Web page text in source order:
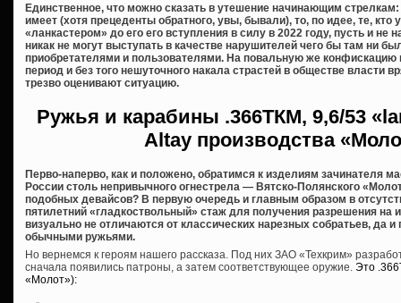
Единственное, что можно сказать в утешение начинающим
имеет (хотя прецеденты обратного, увы, бывали), то, по идее, те, кто
«ланкастером» до его его вступления в силу в 2022 году, пусть и не
никак не могут выступать в качестве нарушителей чего бы там ни
приобретателями и пользователями. На повальную же конфискацию
период и без того нешуточного накала страстей в обществе власти
трезво оценивают ситуацию.
Ружья и карабины .366ТКМ, 9,6/53
Altay производства
Перво-наперво, как и положено, обратимся к изделиям зачинателя
России столь непривычного огнестрела — Вятско-Полянского
подобных девайсов? В первую очередь и главным образом в
пятилетний «гладкоствольный» стаж для получения разрешения на
визуально не отличаются от классических нарезных собратьев, да
обычными ружьями.
Но вернемся к героям нашего рассказа. Под них ЗАО «Техкрим»
сначала появились патроны, а затем соответствующее оружие. Это
«Молот»):